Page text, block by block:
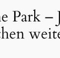
Park –